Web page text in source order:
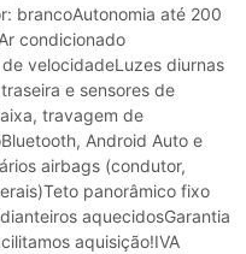
brancoAutonomia até 200
condicionado
velocidadeLuzes diurnas
e sensores de
travagem de
Android Auto e
airbags (condutor,
panorâmico fixo
aquecidosGarantia
aquisição!IVA